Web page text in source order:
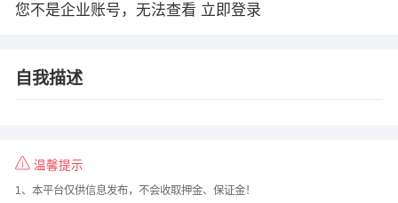
您不是企业账号，无法查看 立即登录
自我描述
温馨提示
1、本平台仅供信息发布，不会收取押金、保证金！